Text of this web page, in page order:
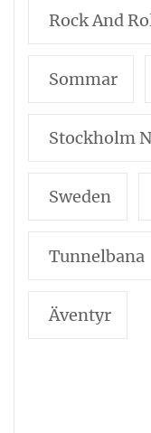
Rock And
Sommar
Stockholm
Sweden
Tunnelbana
Äventyr